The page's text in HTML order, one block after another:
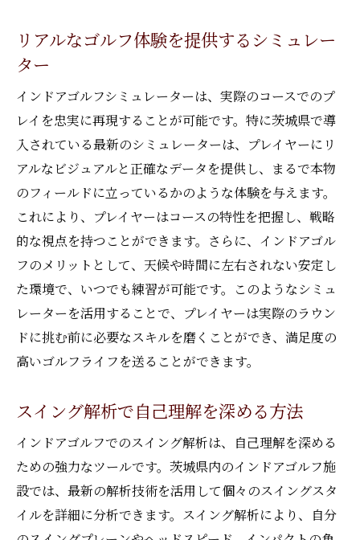
リアルなゴルフ体験を提供するシミュレー
ター
インドアゴルフシミュレーターは、実際のコースでのプ
レイを忠実に再現することが可能です。特に茨城県で導
入されている最新のシミュレーターは、プレイヤーにリ
アルなビジュアルと正確なデータを提供し、まるで本物
のフィールドに立っているかのような体験を与えます。
これにより、プレイヤーはコースの特性を把握し、戦略
的な視点を持つことができます。さらに、インドアゴル
フのメリットとして、天候や時間に左右されない安定し
た環境で、いつでも練習が可能です。このようなシミュ
レーターを活用することで、プレイヤーは実際のラウン
ドに挑む前に必要なスキルを磨くことができ、満足度の
高いゴルフライフを送ることができます。
スイング解析で自己理解を深める方法
インドアゴルフでのスイング解析は、自己理解を深める
ための強力なツールです。茨城県内のインドアゴルフ施
設では、最新の解析技術を活用して個々のスイングスタ
イルを詳細に分析できます。スイング解析により、自分